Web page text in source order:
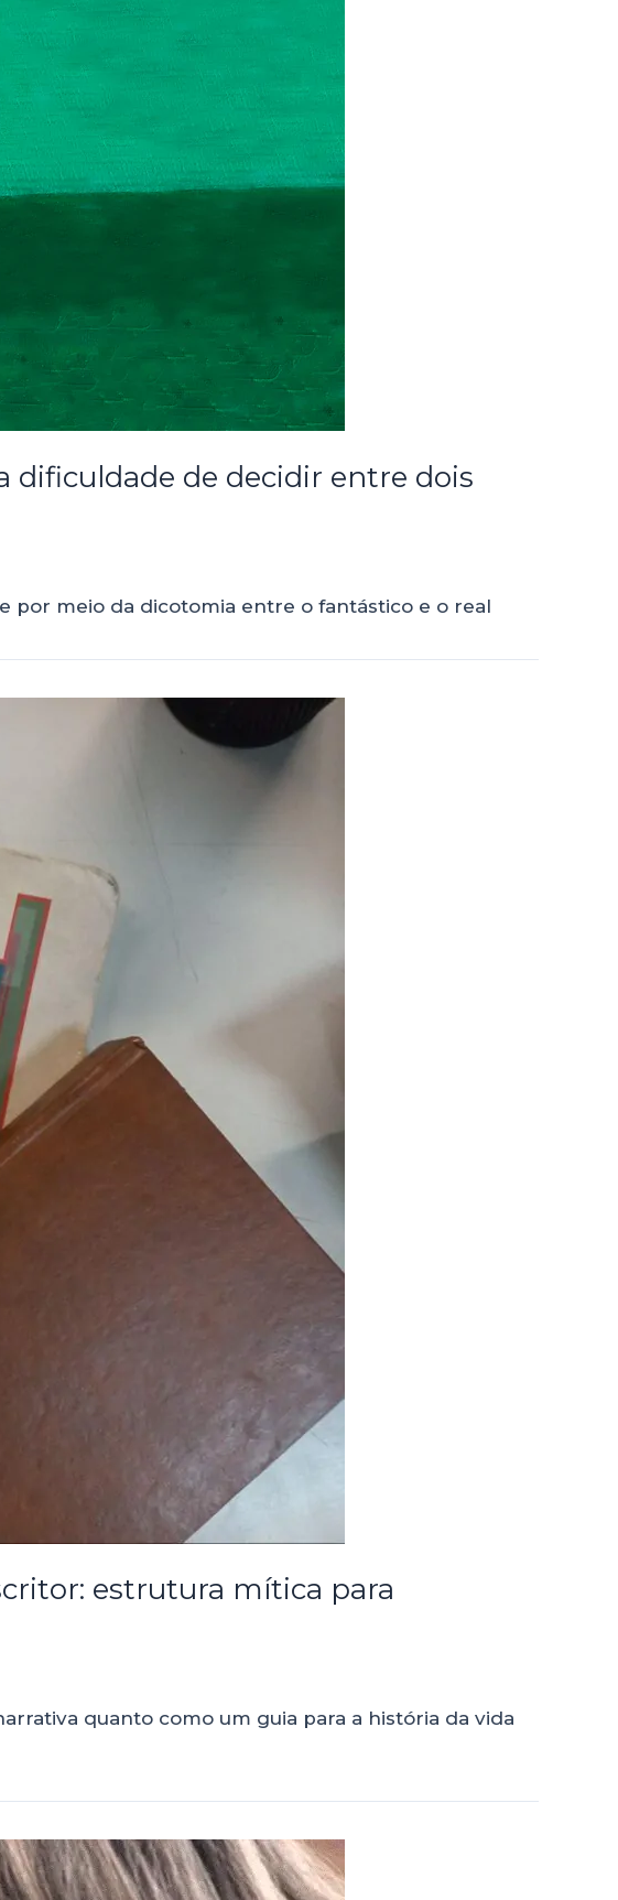
dificuldade de decidir entre dois
por meio da dicotomia entre o fantástico e o real
estrutura mítica para
quanto como um guia para a história da vida